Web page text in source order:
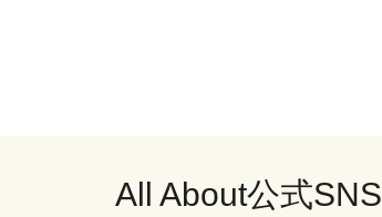
All About公式SNS